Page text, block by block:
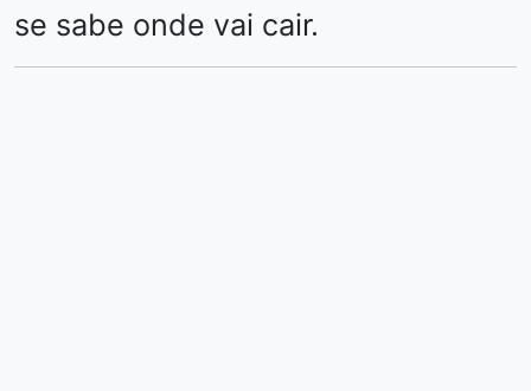
se sabe onde vai cair.